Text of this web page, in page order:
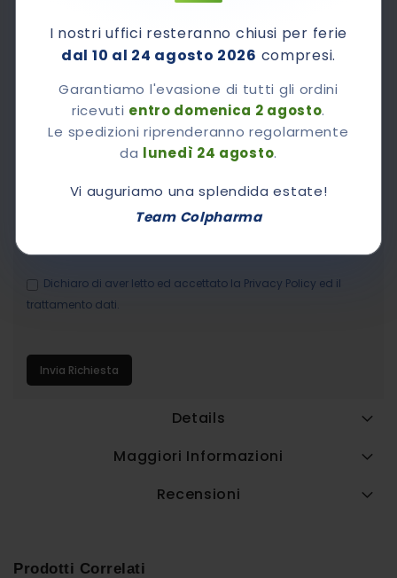
I nostri uffici resteranno chiusi per ferie
dal 10 al 24 agosto 2026 compresi.
Garantiamo l'evasione di tutti gli ordini
ricevuti entro domenica 2 agosto.
Le spedizioni riprenderanno regolarmente
da lunedì 24 agosto.
Vi auguriamo una splendida estate!
Team Colpharma
Il mio Nome
La mia E-mail
Dichiaro di aver letto ed accettato la Privacy Policy ed il
trattamento dati.
Invia Richiesta
Details
Maggiori Informazioni
Recensioni
Prodotti Correlati